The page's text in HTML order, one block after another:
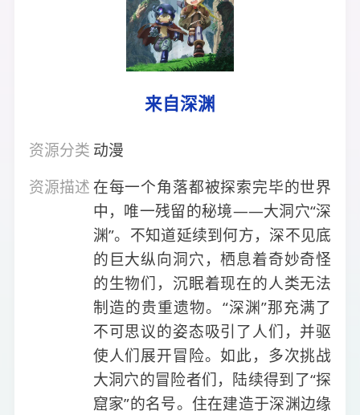
来自深渊
资源分类 动漫
资源描述在每一个角落都被探索完毕的世界
中，唯一残留的秘境——大洞穴“深
渊”。不知道延续到何方，深不见底
的巨大纵向洞穴，栖息着奇妙奇怪
的生物们，沉眠着现在的人类无法
制造的贵重遗物。“深渊”那充满了
不可思议的姿态吸引了人们，并驱
使人们展开冒险。如此，多次挑战
大洞穴的冒险者们，陆续得到了“探
窟家”的名号。住在建造于深渊边缘